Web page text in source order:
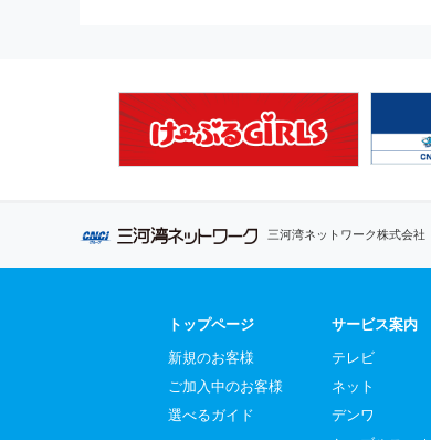
三河湾ネットワーク株式会社
トップページ
新規のお客様
ご加入中のお客様
選べるガイド
サービス案内
テレビ
ネット
デンワ